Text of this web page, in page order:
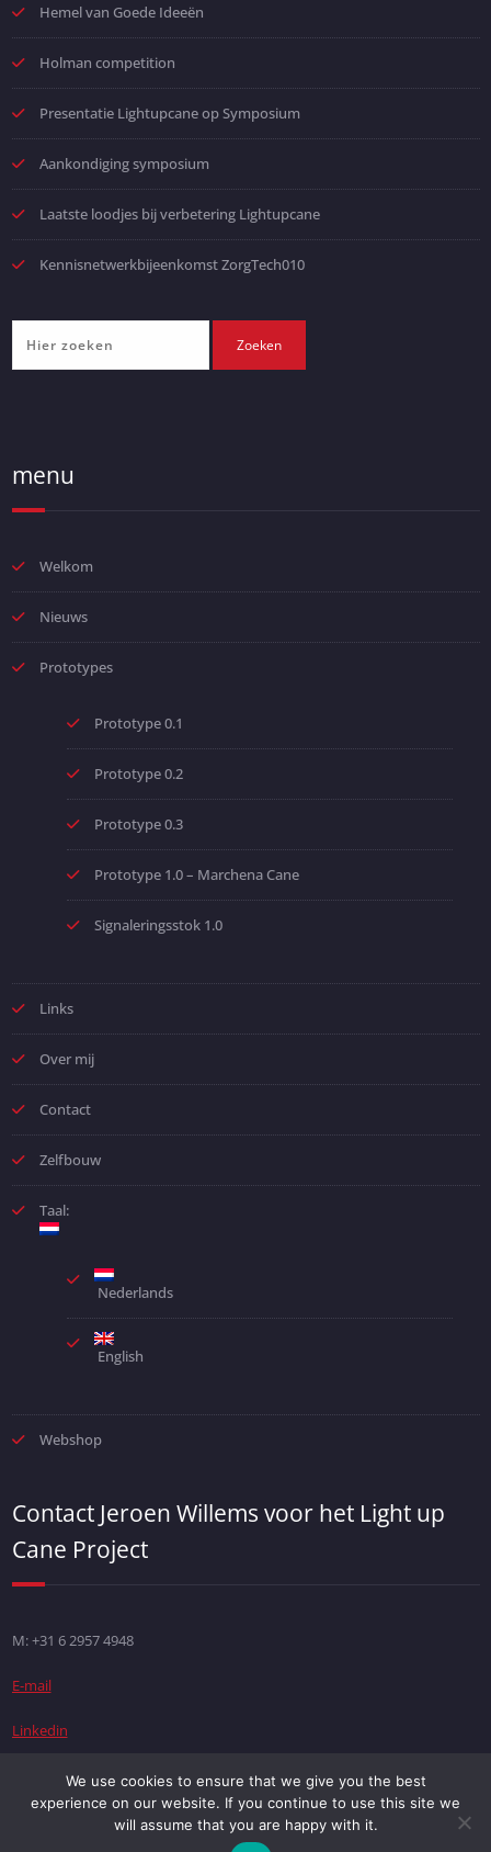
Hemel van Goede Ideeën
Holman competition
Presentatie Lightupcane op Symposium
Aankondiging symposium
Laatste loodjes bij verbetering Lightupcane
Kennisnetwerkbijeenkomst ZorgTech010
menu
Welkom
Nieuws
Prototypes
Prototype 0.1
Prototype 0.2
Prototype 0.3
Prototype 1.0 – Marchena Cane
Signaleringsstok 1.0
Links
Over mij
Contact
Zelfbouw
Taal:
Nederlands
English
Webshop
Contact Jeroen Willems voor het Light up
Cane Project
M: +31 6 2957 4948
E-mail
Linkedin
Copyright © 2018 Alle rechten voorbehouden |Disclaimer
| Webdesign
We use cookies to ensure that we give you the best
experience on our website. If you continue to use this site we
will assume that you are happy with it.